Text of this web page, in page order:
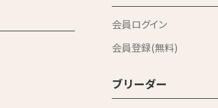
会員ログイン
会員登録(無料)
ブリーダー